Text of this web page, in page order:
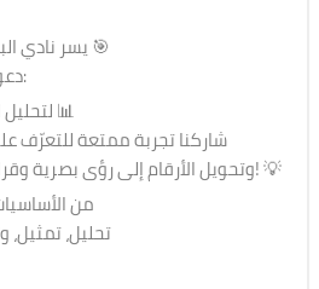
يسر نادي البرمجة والذكاء الاصطناعي 🎯
دعوتكم لحضور ورشة بعنوان:
مقدمة إلى لغة R لتحليل البيانات 📊
شاركنا تجربة ممتعة للتعرّف
باستخدام لغة R وتحويل الأرقام إلى رؤى بصرية وقرارات ذكية! 💡
🔹 من
🔹 تحليل،